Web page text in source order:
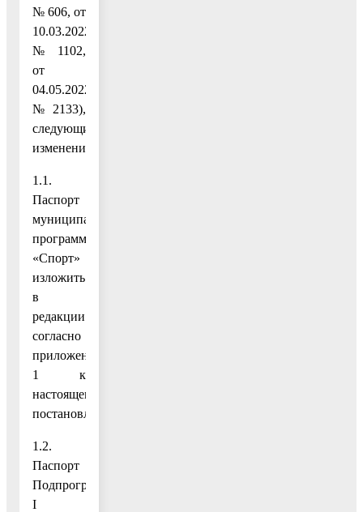
№ 606, от
10.03.2022
№ 1102,
от
04.05.2022
№ 2133),
следующие
изменения:
1.1.
Паспорт
муниципальной
программы
«Спорт»
изложить
в
редакции
согласно
приложению
1 к
настоящему
постановлению;
1.2.
Паспорт
Подпрограммы
I